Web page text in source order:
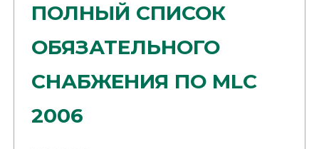
ПОЛНЫЙ СПИСОК
ОБЯЗАТЕЛЬНОГО
СНАБЖЕНИЯ ПО MLC
2006